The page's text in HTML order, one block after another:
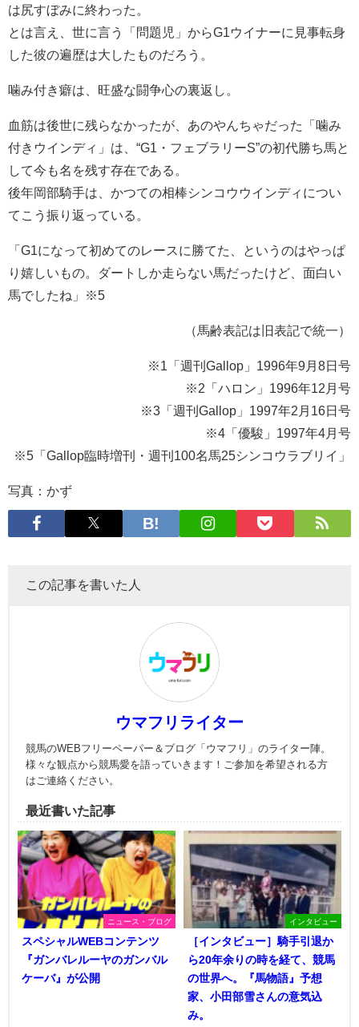
は尻すぼみに終わった。
とは言え、世に言う「問題児」からG1ウイナーに見事転身
した彼の遍歴は大したものだろう。
噛み付き癖は、旺盛な闘争心の裏返し。
血筋は後世に残らなかったが、あのやんちゃだった「噛み
付きウインディ」は、“G1・フェブラリーS”の初代勝ち馬と
して今も名を残す存在である。
後年岡部騎手は、かつての相棒シンコウウインディについ
てこう振り返っている。
「G1になって初めてのレースに勝てた、というのはやっぱ
り嬉しいもの。ダートしか走らない馬だったけど、面白い
馬でしたね」※5
（馬齢表記は旧表記で統一）
※1「週刊Gallop」1996年9月8日号
※2「ハロン」1996年12月号
※3「週刊Gallop」1997年2月16日号
※4「優駿」1997年4月号
※5「Gallop臨時増刊・週刊100名馬25シンコウラブリイ」
写真：かず
この記事を書いた人
ウマフリライター
競馬のWEBフリーペーパー＆ブログ「ウマフリ」のライター陣。
様々な観点から競馬愛を語っていきます！ご参加を希望される方
はご連絡ください。
最近書いた記事
ニュース・ブログ
スペシャルWEBコンテンツ
『ガンバレルーヤのガンバル
ケーバ』が公開
インタビュー
［インタビュー］騎手引退か
ら20年余りの時を経て、競馬
の世界へ。『馬物語』予想
家、小田部雪さんの意気込
み。